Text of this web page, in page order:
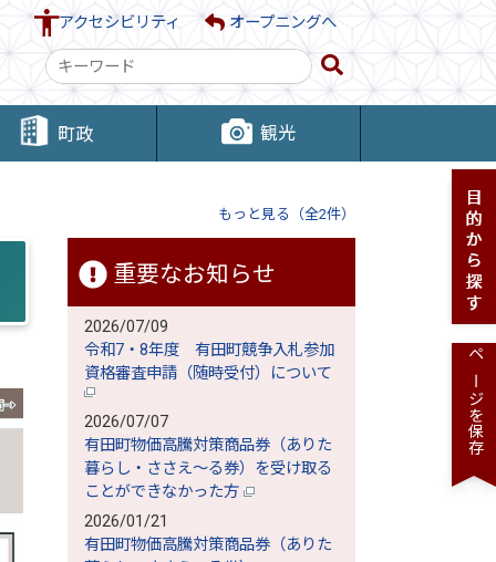
アクセシビリティ オープニングへ
検
索
キ
ー町政 観光
もっと見る（全2件）
重要なお知らせ
2026/07/09
令和7・8年度 有田町競争入札参加
資格審査申請（随時受付）について
2026/07/07
有田町物価高騰対策商品券（ありた
暮らし・ささえ～る券）を受け取る
ことができなかった方
2026/01/21
有田町物価高騰対策商品券（ありた
ページを保存